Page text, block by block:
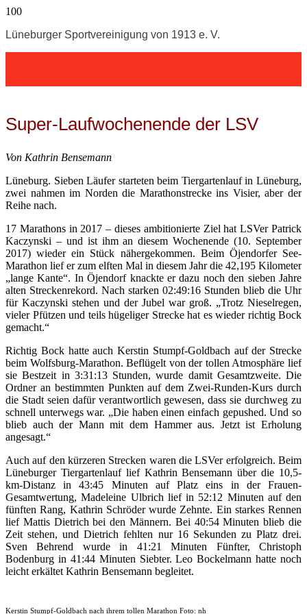
Lüneburger Sportvereinigung von 1913 e. V.
Super-Laufwochenende der LSV
Von Kathrin Bensemann
Lüneburg. Sieben Läufer starteten beim Tiergartenlauf in Lüneburg,
zwei nahmen im Norden die Marathonstrecke ins Visier, aber der
Reihe nach.
17 Marathons in 2017 – dieses ambitionierte Ziel hat LSVer Patrick
Kaczynski – und ist ihm an diesem Wochenende (10. September
2017) wieder ein Stück nähergekommen. Beim Öjendorfer See-
Marathon lief er zum elften Mal in diesem Jahr die 42,195 Kilometer
„lange Kante“. In Öjendorf knackte er dazu noch den sieben Jahre
alten Streckenrekord. Nach starken 02:49:16 Stunden blieb die Uhr
für Kaczynski stehen und der Jubel war groß. „Trotz Nieselregen,
vieler Pfützen und teils hügeliger Strecke hat es wieder richtig Bock
gemacht.“
Richtig Bock hatte auch Kerstin Stumpf-Goldbach auf der Strecke
beim Wolfsburg-Marathon. Beflügelt von der tollen Atmosphäre lief
sie Bestzeit in 3:31:13 Stunden, wurde damit Gesamtzweite. Die
Ordner an bestimmten Punkten auf dem Zwei-Runden-Kurs durch
die Stadt seien dafür verantwortlich gewesen, dass sie durchweg zu
schnell unterwegs war. „Die haben einen einfach gepushed. Und so
blieb auch der Mann mit dem Hammer aus. Jetzt ist Erholung
angesagt.“
Auch auf den kürzeren Strecken waren die LSVer erfolgreich. Beim
Lüneburger Tiergartenlauf lief Kathrin Bensemann über die 10,5-
km-Distanz in 43:45 Minuten auf Platz eins in der Frauen-
Gesamtwertung, Madeleine Ulbrich lief in 52:12 Minuten auf den
fünften Rang, Kathrin Schröder wurde Zehnte. Ein starkes Rennen
lief Mattis Dietrich bei den Männern. Bei 40:54 Minuten blieb die
Zeit stehen, und Dietrich fehlten nur 16 Sekunden zu Platz drei.
Sven Behrend wurde in 41:21 Minuten Fünfter, Christoph
Bodenburg in 41:44 Minuten Siebter. Leo Bockelmann hatte noch
leicht erkältet Kathrin Bensemann begleitet.
Kerstin Stumpf-Goldbach nach ihrem tollen Marathon Foto: nh